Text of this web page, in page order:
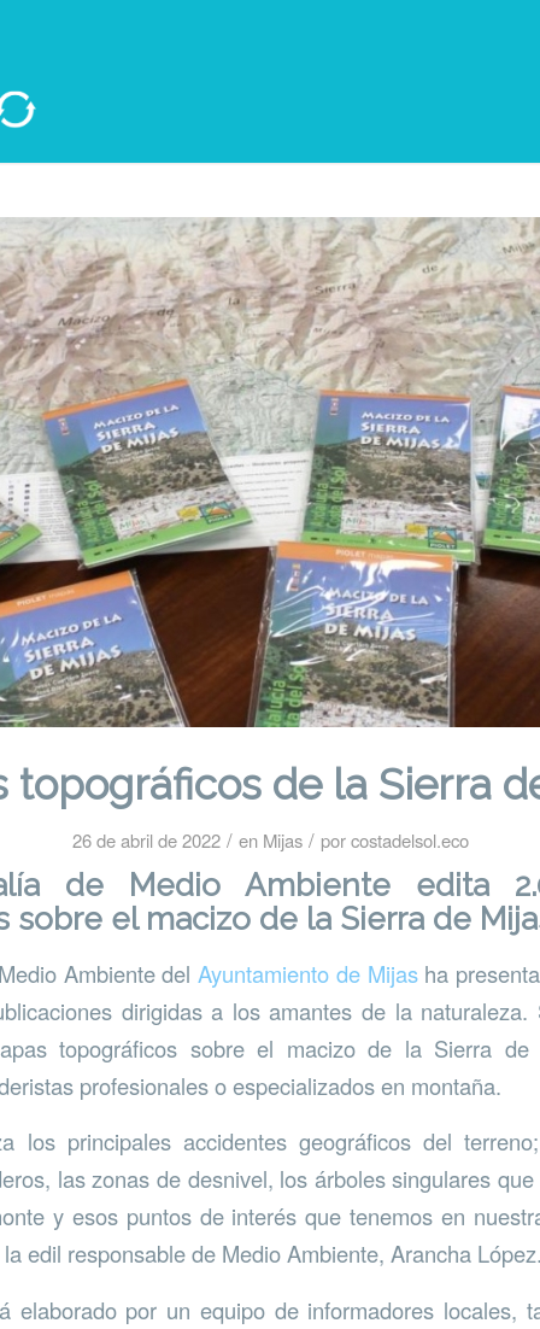
topográficos de la Sierra
26 de abril de 2022 / en Mijas / porcostadelsol.eco
de Medio Ambiente edita
sobre el macizo de la Sierra de
Ambiente delAyuntamiento de Mijasha
dirigidas a los amantes de la
topográficos sobre el macizo de la Sierra
profesionales o especializados en montaña.
los principales accidentes geográficos del
las zonas de desnivel, los árboles singulares
y esos puntos de interés que tenemos en
edil responsable de Medio Ambiente, Arancha
elaborado por un equipo de informadores locales,